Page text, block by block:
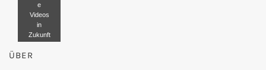
e
Videos
in
Zukunft
mehr
ÜBER